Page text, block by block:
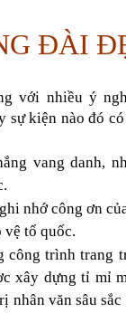
ĐÀI
với nhiều ý
sự kiện nào đó
vang danh,
nhớ công ơn
vệ tổ quốc.
công trình trang
xây dựng tỉ mỉ
nhân văn sâu sắc